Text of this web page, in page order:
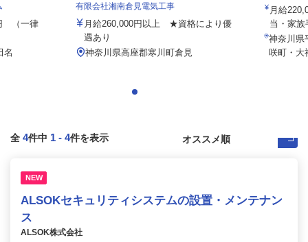
（一律
名
有限会社湘南倉見電気工事
月給260,000円以上 ★資格により優
遇あり
神奈川県高座郡寒川町倉見
月給
当・家
神奈川県
咲町・大
全 4件中 1 - 4件を表示
NEW
ALSOKセキュリティシステムの設置・メンテナン
ス
ALSOK株式会社